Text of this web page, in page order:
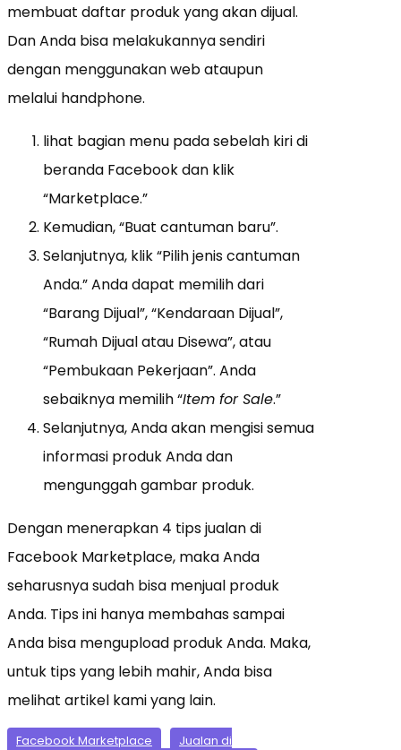
membuat daftar produk yang akan dijual.
Dan Anda bisa melakukannya sendiri
dengan menggunakan web ataupun
melalui handphone.
lihat bagian menu pada sebelah kiri di
beranda Facebook dan klik
“Marketplace.”
Kemudian, “Buat cantuman baru”.
Selanjutnya, klik “Pilih jenis cantuman
Anda.” Anda dapat memilih dari
“Barang Dijual”, “Kendaraan Dijual”,
“Rumah Dijual atau Disewa”, atau
“Pembukaan Pekerjaan”. Anda
sebaiknya memilih “Item for Sale.”
Selanjutnya, Anda akan mengisi semua
informasi produk Anda dan
mengunggah gambar produk.
Dengan menerapkan 4 tips jualan di
Facebook Marketplace, maka Anda
seharusnya sudah bisa menjual produk
Anda. Tips ini hanya membahas sampai
Anda bisa mengupload produk Anda. Maka,
untuk tips yang lebih mahir, Anda bisa
melihat artikel kami yang lain.
Facebook Marketplace
Jualan di